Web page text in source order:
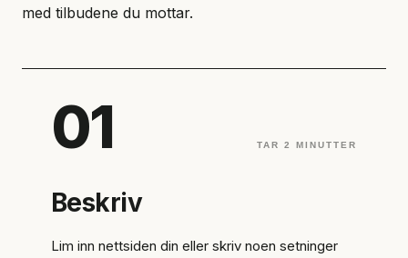
med tilbudene du mottar.
01 TAR 2 MINUTTER
Beskriv
Lim inn nettsiden din eller skriv noen setninger